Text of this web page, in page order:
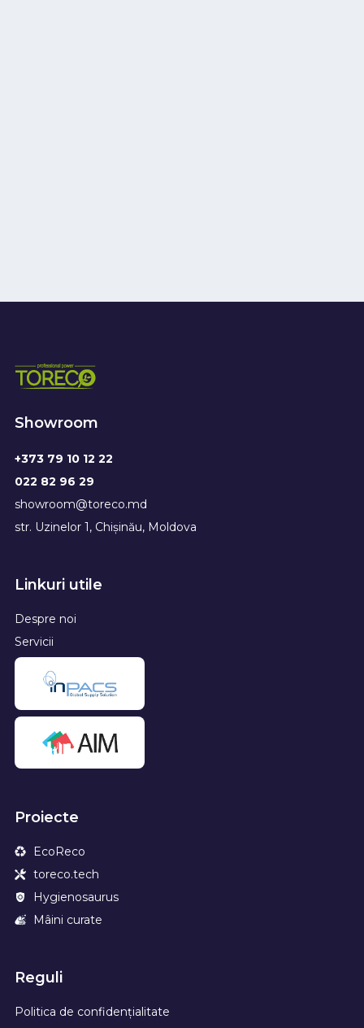
Showroom
+373 79 10 12 22
022 82 96 29
showroom@toreco.md
str. Uzinelor 1, Chișinău, Moldova
Linkuri utile
Despre noi
Servicii
Proiecte
EcoReco
toreco.tech
Hygienosaurus
Mâini curate
Reguli
Politica de confidențialitate